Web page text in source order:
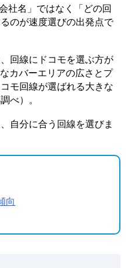
社名」ではなく「どの回
のが速度選びの出発点で
回線にドコモを選ぶ方が
カバーエリアの広さとプ
モ回線が選ばれる大きな
べ）。
自分に合う回線を選びま
向